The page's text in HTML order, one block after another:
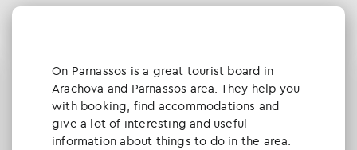
Οn Parnassos is a great tourist board in
Arachova and Parnassos area. They help you
with booking, find accommodations and
give a lot of interesting and useful
information about things to do in the area.